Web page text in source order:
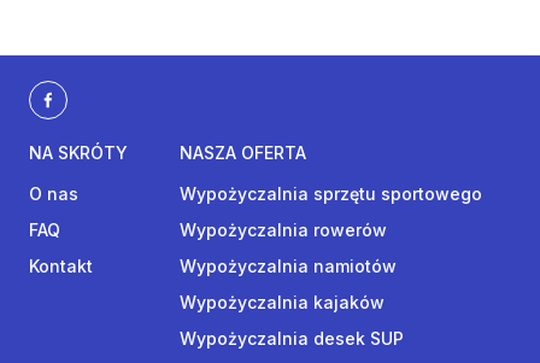
NA SKRÓTY
O nas
FAQ
Kontakt
NASZA OFERTA
Wypożyczalnia sprzętu sportowego
Wypożyczalnia rowerów
Wypożyczalnia namiotów
Wypożyczalnia kajaków
Wypożyczalnia desek SUP